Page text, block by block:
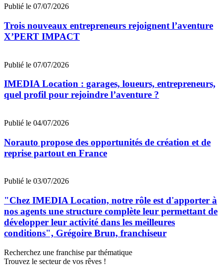
Publié le 07/07/2026
Trois nouveaux entrepreneurs rejoignent l’aventure
X’PERT IMPACT
Publié le 07/07/2026
IMEDIA Location : garages, loueurs, entrepreneurs,
quel profil pour rejoindre l’aventure ?
Publié le 04/07/2026
Norauto propose des opportunités de création et de
reprise partout en France
Publié le 03/07/2026
"Chez IMEDIA Location, notre rôle est d'apporter à
nos agents une structure complète leur permettant de
développer leur activité dans les meilleures
conditions", Grégoire Brun, franchiseur
Recherchez une franchise par thématique
Trouvez le secteur de vos rêves !